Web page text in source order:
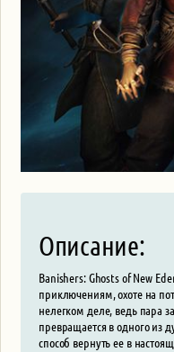
Описание:
Banishers: Ghosts of New
приключениям, охоте на
нелегком деле, ведь пара
превращается в одного из
способ вернуть ее в